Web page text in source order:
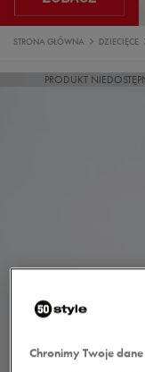
STRONA GŁÓWNA DZIECIĘCE
PRODUKT
Chronimy Twoje dane